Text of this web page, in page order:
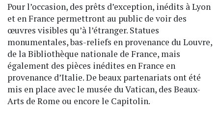
Pour l’occasion, des prêts d’exception, inédits à Lyon
et en France permettront au public de voir des
œuvres visibles qu’à l’étranger. Statues
monumentales, bas-reliefs en provenance du Louvre,
de la Bibliothèque nationale de France, mais
également des pièces inédites en France en
provenance d’Italie. De beaux partenariats ont été
mis en place avec le musée du Vatican, des Beaux-
Arts de Rome ou encore le Capitolin.